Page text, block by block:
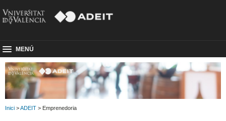
MENÚ
Inici >ADEIT > Emprenedoria